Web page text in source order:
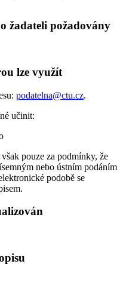
žadateli požadovány
lze využít
podatelna@ctu.cz.
učinit:
pouze za podmínky, že
nebo ústním podáním
podobě se